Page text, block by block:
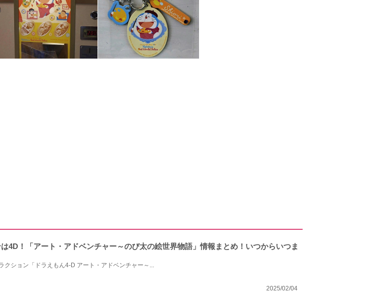
4D！「アート・アドベンチャー～のび太の絵世界物語」情報まとめ！いつからいつま
ション「ドラえもん4‐D アート・アドベンチャー～...
2025/02/04